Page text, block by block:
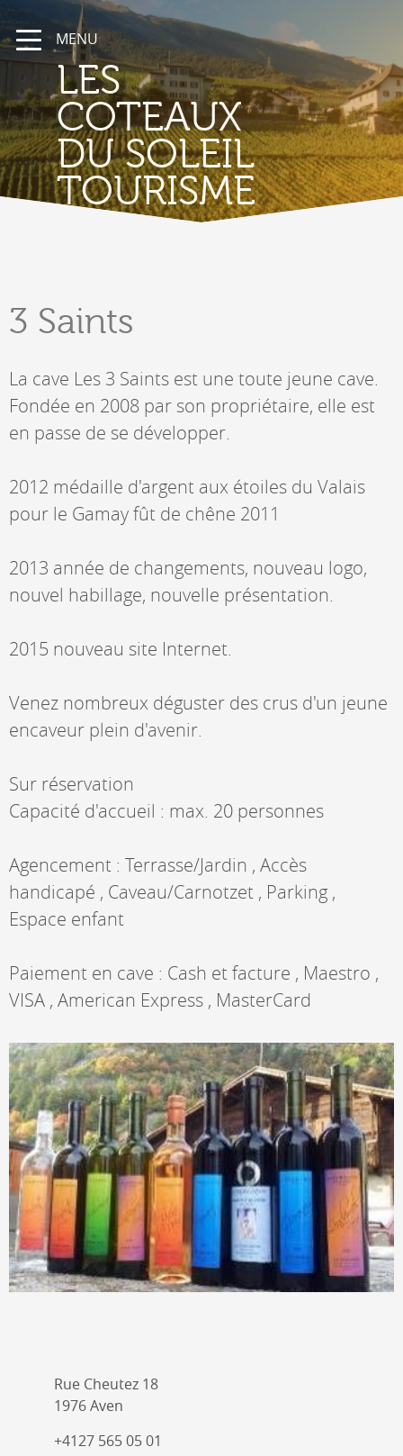
MENU
LES
COTEAUX
DU SOLEIL
TOURISME
3 Saints
La cave Les 3 Saints est une toute jeune cave.
Fondée en 2008 par son propriétaire, elle est
en passe de se développer.
2012 médaille d'argent aux étoiles du Valais
pour le Gamay fût de chêne 2011
2013 année de changements, nouveau logo,
nouvel habillage, nouvelle présentation.
2015 nouveau site Internet.
Venez nombreux déguster des crus d'un jeune
encaveur plein d'avenir.
Sur réservation
Capacité d'accueil : max. 20 personnes
Agencement : Terrasse/Jardin , Accès
handicapé , Caveau/Carnotzet , Parking ,
Espace enfant
Paiement en cave : Cash et facture , Maestro ,
VISA , American Express , MasterCard
Rue Cheutez 18
1976 Aven
+4127 565 05 01